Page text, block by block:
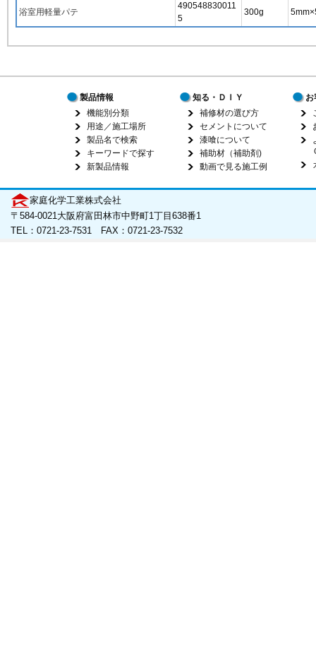
浴室用軽量パテ
490548830011
5
300g
製品情報
機能別分類
用途／施工場所
製品名で検索
キーワードで探す
新製品情報
知る・ＤＩＹ
補修材の選び方
セメントについて
漆喰について
補助材（補助剤)
動画で見る施工例
お
家庭化学工業株式会社
〒584-0021大阪府富田林市中野町1丁目638番1
TEL：0721-23-7531 FAX：0721-23-7532